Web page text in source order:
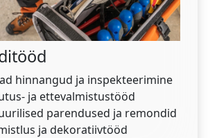
hinnangud ja inspekteerimine
ja ettevalmistustööd
parendused ja remondid
ja dekoratiivtööd